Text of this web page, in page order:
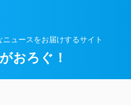
ュースをお届けするサイト
おろぐ！